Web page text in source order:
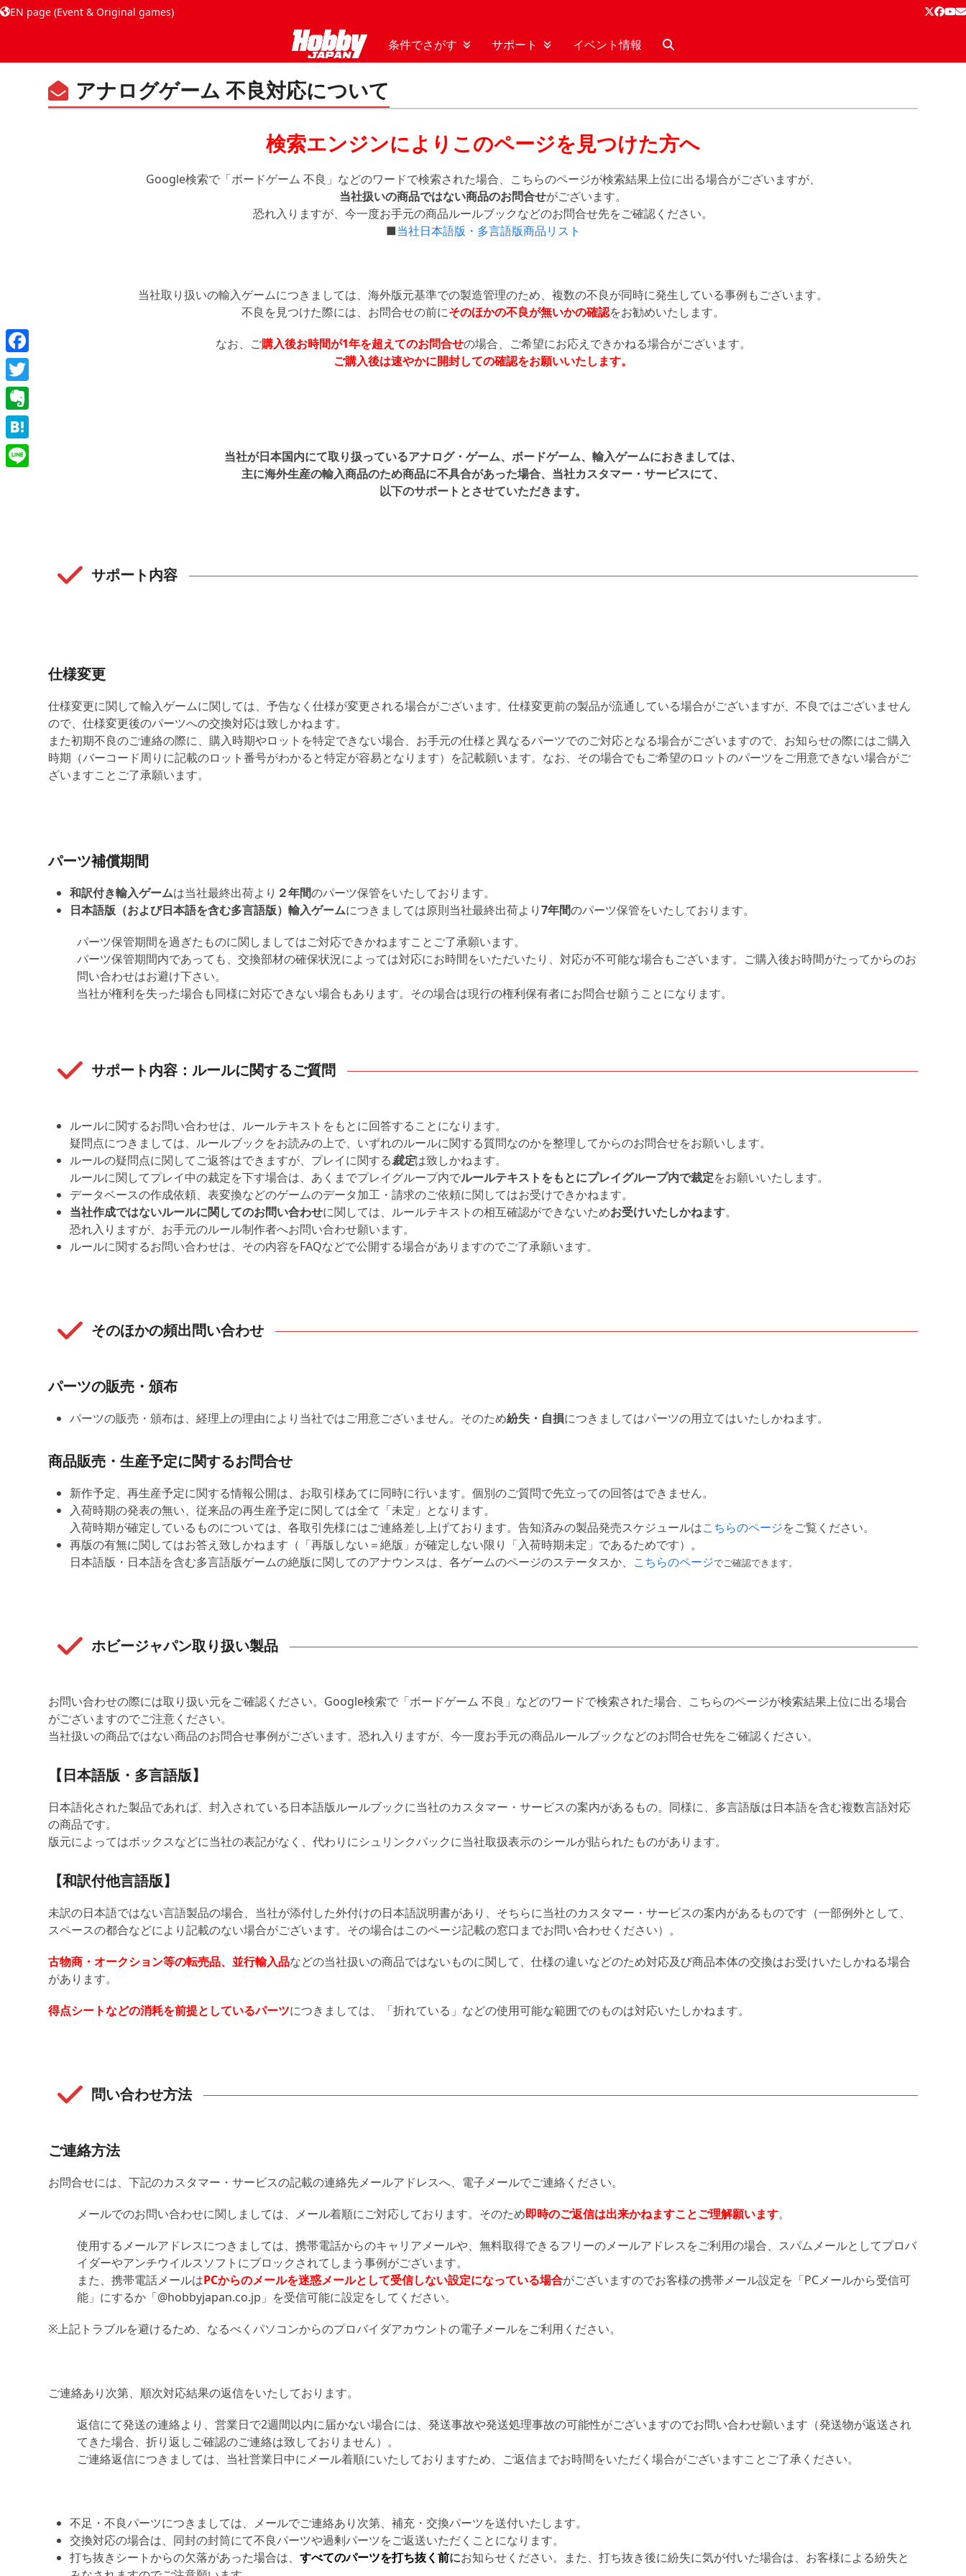
EN page (Event & Original games) Twitter
条件でさがす サポート イベント情報
アナログゲーム 不良対応について
検索エンジンによりこのページを見つけた方へ
Google検索で「ボードゲーム 不良」などのワードで検索された場合、こちらのページが検索結果上位に出る場合がございますが、
当社扱いの商品ではない商品のお問合せがございます。
恐れ入りますが、今一度お手元の商品ルールブックなどのお問合せ先をご確認ください。
■当社日本語版・多言語版商品リスト
当社取り扱いの輸入ゲームにつきましては、海外版元基準での製造管理のため、複数の不良が同時に発生している事例もございます。
不良を見つけた際には、お問合せの前にそのほかの不良が無いかの確認をお勧めいたします。
なお、ご購入後お時間が1年を超えてのお問合せの場合、ご希望にお応えできかねる場合がございます。
ご購入後は速やかに開封しての確認をお願いいたします。
当社が日本国内にて取り扱っているアナログ・ゲーム、ボードゲーム、輸入ゲームにおきましては、
主に海外生産の輸入商品のため商品に不具合があった場合、当社カスタマー・サービスにて、
以下のサポートとさせていただきます。
サポート内容
仕様変更
仕様変更に関して輸入ゲームに関しては、予告なく仕様が変更される場合がございます。仕様変更前の製品が流通している場合がございますが、不良ではございません
ので、仕様変更後のパーツへの交換対応は致しかねます。
また初期不良のご連絡の際に、購入時期やロットを特定できない場合、お手元の仕様と異なるパーツでのご対応となる場合がございますので、お知らせの際にはご購入
時期（バーコード周りに記載のロット番号がわかると特定が容易となります）を記載願います。なお、その場合でもご希望のロットのパーツをご用意できない場合がご
ざいますことご了承願います。
パーツ補償期間
和訳付き輸入ゲームは当社最終出荷より ２年間のパーツ保管をいたしております。
日本語版（および日本語を含む多言語版）輸入ゲームにつきましては原則当社最終出荷より7年間のパーツ保管をいたしております。
パーツ保管期間を過ぎたものに関しましてはご対応できかねますことご了承願います。
パーツ保管期間内であっても、交換部材の確保状況によっては対応にお時間をいただいたり、対応が不可能な場合もございます。ご購入後お時間がたってからのお
問い合わせはお避け下さい。
当社が権利を失った場合も同様に対応できない場合もあります。その場合は現行の権利保有者にお問合せ願うことになります。
サポート内容：ルールに関するご質問
ルールに関するお問い合わせは、ルールテキストをもとに回答することになります。
疑問点につきましては、ルールブックをお読みの上で、いずれのルールに関する質問なのかを整理してからのお問合せをお願いします。
ルールの疑問点に関してご返答はできますが、プレイに関する裁定は致しかねます。
ルールに関してプレイ中の裁定を下す場合は、あくまでプレイグループ内でルールテキストをもとにプレイグループ内で裁定をお願いいたします。
データベースの作成依頼、表変換などのゲームのデータ加工・請求のご依頼に関してはお受けできかねます。
当社作成ではないルールに関してのお問い合わせに関しては、ルールテキストの相互確認ができないためお受けいたしかねます。
恐れ入りますが、お手元のルール制作者へお問い合わせ願います。
ルールに関するお問い合わせは、その内容をFAQなどで公開する場合がありますのでご了承願います。
そのほかの頻出問い合わせ
パーツの販売・頒布
パーツの販売・頒布は、経理上の理由により当社ではご用意ございません。そのため紛失・自損につきましてはパーツの用立てはいたしかねます。
商品販売・生産予定に関するお問合せ
新作予定、再生産予定に関する情報公開は、お取引様あてに同時に行います。個別のご質問で先立っての回答はできません。
入荷時期の発表の無い、従来品の再生産予定に関しては全て「未定」となります。
入荷時期が確定しているものについては、各取引先様にはご連絡差し上げております。告知済みの製品発売スケジュールはこちらのページをご覧ください。
再版の有無に関してはお答え致しかねます（「再版しない＝絶版」が確定しない限り「入荷時期未定」であるためです）。
日本語版・日本語を含む多言語版ゲームの絶版に関してのアナウンスは、各ゲームのページのステータスか、 こちらのページでご確認できます。
ホビージャパン取り扱い製品
お問い合わせの際には取り扱い元をご確認ください。Google検索で「ボードゲーム 不良」などのワードで検索された場合、こちらのページが検索結果上位に出る場合
がございますのでご注意ください。
当社扱いの商品ではない商品のお問合せ事例がございます。恐れ入りますが、今一度お手元の商品ルールブックなどのお問合せ先をご確認ください。
【日本語版・多言語版】
日本語化された製品であれば、封入されている日本語版ルールブックに当社のカスタマー・サービスの案内があるもの。同様に、多言語版は日本語を含む複数言語対応
の商品です。
版元によってはボックスなどに当社の表記がなく、代わりにシュリンクパックに当社取扱表示のシールが貼られたものがあります。
【和訳付他言語版】
未訳の日本語ではない言語製品の場合、当社が添付した外付けの日本語説明書があり、そちらに当社のカスタマー・サービスの案内があるものです（一部例外として、
スペースの都合などにより記載のない場合がございます。その場合はこのページ記載の窓口までお問い合わせください）。
古物商・オークション等の転売品、並行輸入品などの当社扱いの商品ではないものに関して、仕様の違いなどのため対応及び商品本体の交換はお受けいたしかねる場合
があります。
得点シートなどの消耗を前提としているパーツにつきましては、「折れている」などの使用可能な範囲でのものは対応いたしかねます。
問い合わせ方法
ご連絡方法
お問合せには、下記のカスタマー・サービスの記載の連絡先メールアドレスへ、電子メールでご連絡ください。
メールでのお問い合わせに関しましては、メール着順にご対応しております。そのため即時のご返信は出来かねますことご理解願います。
使用するメールアドレスにつきましては、携帯電話からのキャリアメールや、無料取得できるフリーのメールアドレスをご利用の場合、スパムメールとしてプロバ
イダーやアンチウイルスソフトにブロックされてしまう事例がございます。
また、携帯電話メールはPCからのメールを迷惑メールとして受信しない設定になっている場合がございますのでお客様の携帯メール設定を「PCメールから受信可
能」にするか「@hobbyjapan.co.jp」を受信可能に設定をしてください。
※上記トラブルを避けるため、なるべくパソコンからのプロバイダアカウントの電子メールをご利用ください。
ご連絡あり次第、順次対応結果の返信をいたしております。
返信にて発送の連絡より、営業日で2週間以内に届かない場合には、発送事故や発送処理事故の可能性がございますのでお問い合わせ願います（発送物が返送され
てきた場合、折り返しご確認のご連絡は致しておりません）。
ご連絡返信につきましては、当社営業日中にメール着順にいたしておりますため、ご返信までお時間をいただく場合がございますことご了承ください。
不足・不良パーツにつきましては、メールでご連絡あり次第、補充・交換パーツを送付いたします。
交換対応の場合は、同封の封筒にて不良パーツや過剰パーツをご返送いただくことになります。
打ち抜きシートからの欠落があった場合は、すべてのパーツを打ち抜く前にお知らせください。また、打ち抜き後に紛失に気が付いた場合は、お客様による紛失と
Facebook
Twitter
Evernote
Hatena